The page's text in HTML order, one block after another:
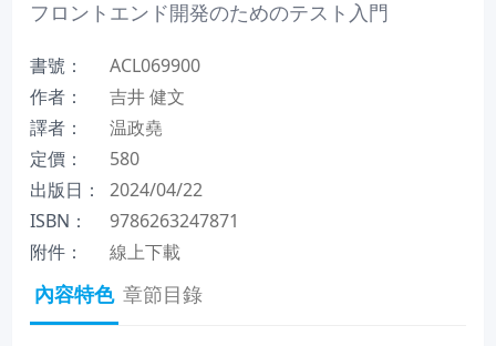
フロントエンド開発のためのテスト入門
書號：
ACL069900
作者：
吉井 健文
譯者：
温政堯
定價：
580
出版日：
2024/04/22
ISBN：
9786263247871
附件：
線上下載
內容特色 章節目錄